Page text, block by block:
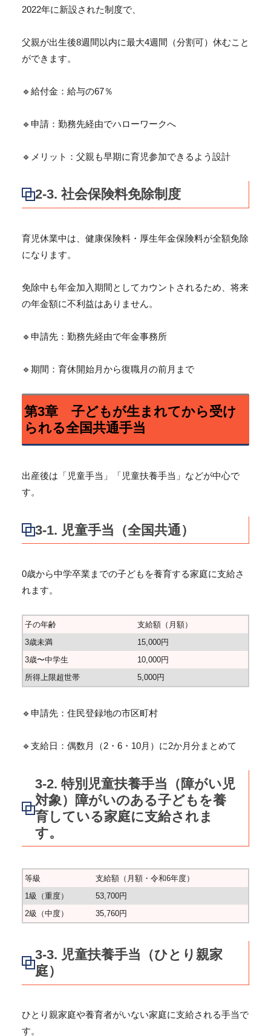
2022年に新設された制度で、
父親が出生後8週間以内に最大4週間（分割可） 休むこと
ができます。
🔹給付金：給与の67％
🔹申請：勤務先経由でハローワークへ
🔹メリット：父親も早期に育児参加できるよう設計
2-3. 社会保険料免除制度
育児休業中は、健康保険料・ 厚生年金保険料が全額免除
になります。
免除中も年金加入期間としてカウントされるため、 将来
の年金額に不利益はありません。
🔹申請先：勤務先経由で年金事務所
🔹期間：育休開始月から復職月の前月まで
第3章 子どもが生まれてから受け
られる全国共通手当
出産後は「児童手当」「児童扶養手当」などが中心で
す。
3-1. 児童手当（全国共通）
0歳から中学卒業までの子どもを養育する家庭に支給さ
れます。
子の年齢
支給額（月額）
3歳未満
15,000円
3歳〜中学生
10,000円
所得上限超世帯
5,000円
🔹申請先：住民登録地の市区町村
🔹支給日：偶数月（2・6・10月）に2か月分まとめて
3-2. 特別児童扶養手当（障がい児
対象）障がいのある子どもを養
育している家庭に支給されま
す。
等級
支給額（月額・令和6年度）
1級（重度）
53,700円
2級（中度）
35,760円
3-3. 児童扶養手当（ひとり親家
庭）
ひとり親家庭や養育者がいない家庭に支給される手当で
す。